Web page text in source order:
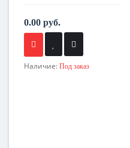
0.00 руб.
Наличие: Под заказ